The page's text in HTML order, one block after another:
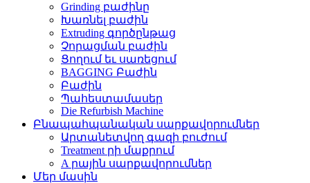
Grinding բաժինը
Խառնել բաժին
Extruding գործընթաց
Չորացման բաժին
Ցողում եւ սառեցում
BAGGING Բաժին
Բաժին
Պահեստամասեր
Die Refurbish Machine
Բնապահպանական սարքավորումներ
Արտանետվող գազի բուժում
Treatment րի մաքրում
A րային սարքավորումներ
Մեր մասին